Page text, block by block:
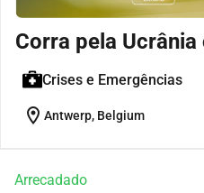
Corra pela
Crises e Emergências
location_on Antwerp, Belgium
Arrecadado